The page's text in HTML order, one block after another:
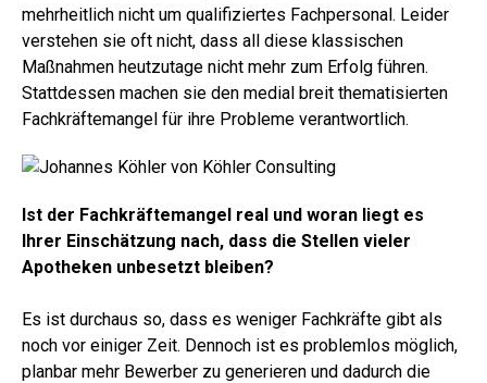
mehrheitlich nicht um qualifiziertes Fachpersonal. Leider
verstehen sie oft nicht, dass all diese klassischen
Maßnahmen heutzutage nicht mehr zum Erfolg führen.
Stattdessen machen sie den medial breit thematisierten
Fachkräftemangel für ihre Probleme verantwortlich.
Ist der Fachkräftemangel real und woran liegt es
Ihrer Einschätzung nach, dass die Stellen vieler
Apotheken unbesetzt bleiben?
Es ist durchaus so, dass es weniger Fachkräfte gibt als
noch vor einiger Zeit. Dennoch ist es problemlos möglich,
planbar mehr Bewerber zu generieren und dadurch die